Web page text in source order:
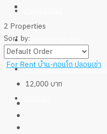
บ้าน-คอนโด ปล่อยเช่า
บ้าน-คอนโด ผ่อนตรงกับเจ้าของ
2 Properties
Sort by:
For Rentบ้าน-คอนโด ปลอยเช่า
12,000 บาท